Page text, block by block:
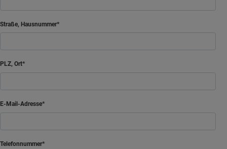
Straße, Hausnummer
PLZ, Ort
E-Mail-Adresse
Telefonnummer